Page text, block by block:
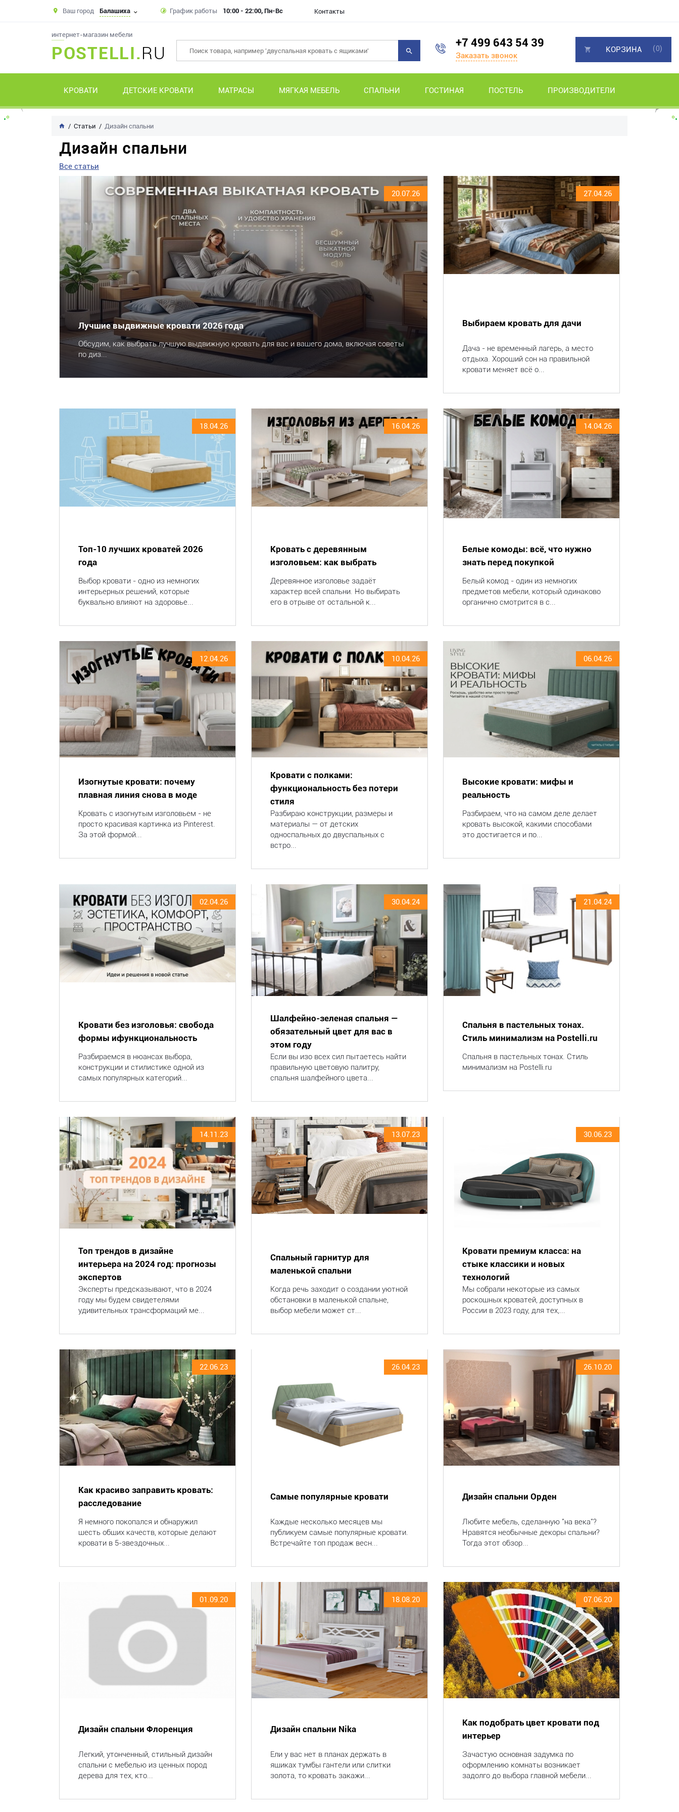
Ваш город Балашиха График работы 10:00 - 22:00, Пн-Вс Контакты
интернет-магазин мебели
POSTELLI.RU
+7 499 643 54 39
Заказать звонок
КРОВАТИ ДЕТСКИЕ КРОВАТИ МАТРАСЫ МЯГКАЯ МЕБЕЛЬ СПАЛЬНИ ГОСТИНАЯ ПОСТЕЛЬ ПРОИЗВОДИТЕЛИ
КОРЗИНА (0)
Статьи Дизайн спальни
Дизайн спальни
Все статьи
20.07.26
Лучшие выдвижные кровати 2026 года
Обсудим, как выбрать лучшую выдвижную кровать для вас и вашего дома, включая советы
по диз...
27.04.26
Выбираем кровать для дачи
Дача - не временный лагерь, а место
отдыха. Хороший сон на правильной
кровати меняет всё о...
18.04.26
Топ-10 лучших кроватей 2026
года
Выбор кровати - одно из немногих
интерьерных решений, которые
буквально влияют на здоровье...
16.04.26
Кровать с деревянным
изголовьем: как выбрать
Деревянное изголовье задаёт
характер всей спальни. Но выбирать
его в отрыве от остальной к...
14.04.26
Белые комоды: всё, что нужно
знать перед покупкой
Белый комод - один из немногих
предметов мебели, который одинаково
органично смотрится в с...
12.04.26
Изогнутые кровати: почему
плавная линия снова в моде
Кровать с изогнутым изголовьем - не
просто красивая картинка из Pinterest.
За этой формой...
10.04.26
Кровати с полками:
функциональность без потери
стиля
Разбираю конструкции, размеры и
материалы — от детских
односпальных до двуспальных с
встро...
06.04.26
Высокие кровати: мифы и
реальность
Разбираем, что на самом деле делает
кровать высокой, какими способами
это достигается и по...
02.04.26
Кровати без изголовья: свобода
формы ифункциональность
Разбираемся в нюансах выбора,
конструкции и стилистике одной из
самых популярных категорий...
30.04.24
Шалфейно-зеленая спальня —
обязательный цвет для вас в
этом году
Если вы изо всех сил пытаетесь найти
правильную цветовую палитру,
спальня шалфейного цвета...
21.04.24
Спальня в пастельных тонах.
Стиль минимализм на Postelli.ru
Спальня в пастельных тонах. Стиль
минимализм на Postelli.ru
14.11.23
Топ трендов в дизайне
интерьера на 2024 год: прогнозы
экспертов
Эксперты предсказывают, что в 2024
году мы будем свидетелями
удивительных трансформаций ме...
13.07.23
Спальный гарнитур для
маленькой спальни
Когда речь заходит о создании уютной
обстановки в маленькой спальне,
выбор мебели может ст...
30.06.23
Кровати премиум класса: на
стыке классики и новых
технологий
Мы собрали некоторые из самых
роскошных кроватей, доступных в
России в 2023 году, для тех,...
22.06.23
Как красиво заправить кровать:
расследование
Я немного покопался и обнаружил
шесть общих качеств, которые делают
кровати в 5-звездочных...
26.04.23
Самые популярные кровати
Каждые несколько месяцев мы
публикуем самые популярные кровати.
Встречайте топ продаж весн...
26.10.20
Дизайн спальни Орден
Любите мебель, сделанную "на века"?
Нравятся необычные декоры спальни?
Тогда этот обзор...
01.09.20
Дизайн спальни Флоренция
Легкий, утонченный, стильный дизайн
спальни с мебелью из ценных пород
дерева для тех, кто...
18.08.20
Дизайн спальни Nika
Ели у вас нет в планах держать в
ящиках тумбы гантели или слитки
золота, то кровать закажи...
07.06.20
Как подобрать цвет кровати под
интерьер
Зачастую основная задумка по
оформлению комнаты возникает
задолго до выбора главной мебели...